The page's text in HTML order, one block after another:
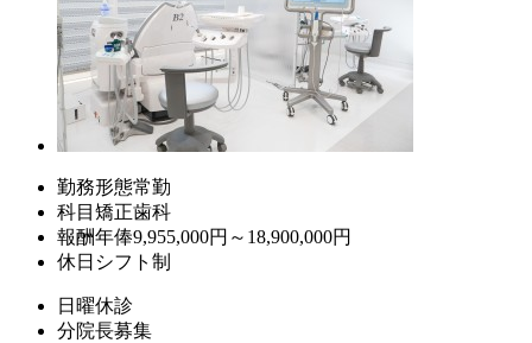
勤務形態常勤
科目 矯正歯科
報酬年俸9,955,000円～18,900,000円
休日 シフト制
日曜休診
分院長募集